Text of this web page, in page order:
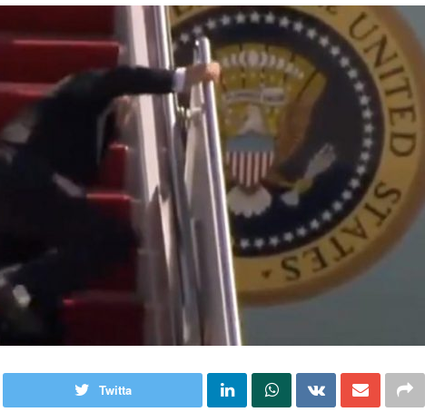
Twitta